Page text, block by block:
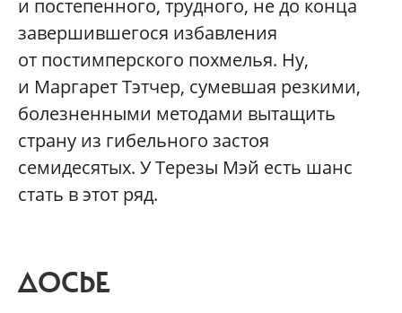
и постепенного, трудного, не до конца
завершившегося избавления
от постимперского похмелья. Ну,
и Маргарет Тэтчер, сумевшая резкими,
болезненными методами вытащить
страну из гибельного застоя
семидесятых. У Терезы Мэй есть шанс
стать в этот ряд.
ДОСЬЕ